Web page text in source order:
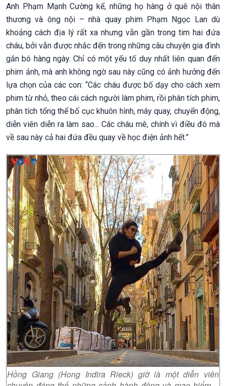
Anh Phạm Mạnh Cường kể, những họ hàng ở quê nội thân
thương và ông nội – nhà quay phim Phạm Ngọc Lan dù
khoảng cách địa lý rất xa nhưng vẫn gần trong tim hai đứa
cháu, bởi vẫn được nhắc đến trong những câu chuyện gia đình
gắn bó hàng ngày. Chỉ có một yếu tố duy nhất liên quan đến
phim ảnh, mà anh không ngờ sau này cũng có ảnh hưởng đến
lựa chọn của các con: “Các cháu được bố dạy cho cách xem
phim từ nhỏ, theo cái cách người làm phim, rồi phân tích phim,
phân tích tổng thể bố cục khuôn hình, máy quay, chuyển động,
diễn viên diễn ra làm sao... Các cháu mê, chính vì điều đó mà
về sau này cả hai đứa đều quay về học điện ảnh hết.”
Hồng Giang (Hong Indira Rieck) giờ là một diễn viên